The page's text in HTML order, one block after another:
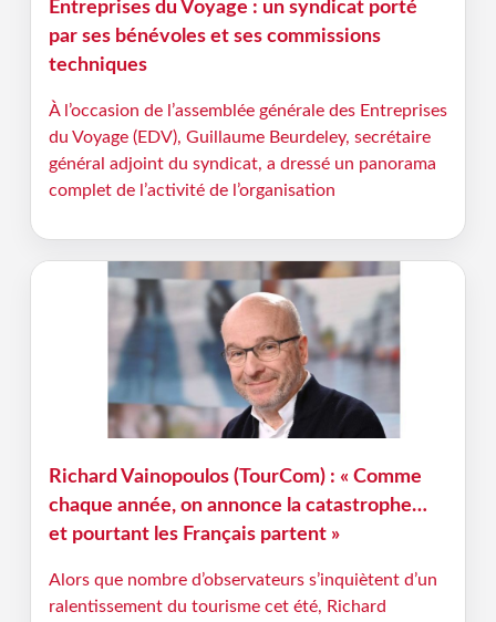
Entreprises du Voyage : un syndicat porté
par ses bénévoles et ses commissions
techniques
À l’occasion de l’assemblée générale des Entreprises
du Voyage (EDV), Guillaume Beurdeley, secrétaire
général adjoint du syndicat, a dressé un panorama
complet de l’activité de l’organisation
Richard Vainopoulos (TourCom) : « Comme
chaque année, on annonce la catastrophe…
et pourtant les Français partent »
Alors que nombre d’observateurs s’inquiètent d’un
ralentissement du tourisme cet été, Richard